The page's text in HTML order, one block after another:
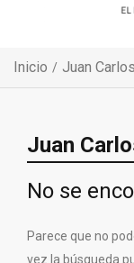
Inicio Juan
Juan
No se
Parece que no
vez la búsqueda